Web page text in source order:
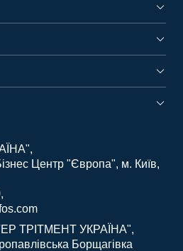
Центр "Європа", м. Київ,
ТРІТМЕНТ УКРАЇНА"
Борщагівка